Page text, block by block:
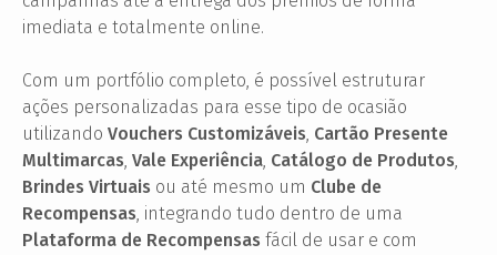
imediata e totalmente online.
Com um portfólio completo, é possível estruturar
ações personalizadas para esse tipo de ocasião
utilizando Vouchers Customizáveis, Cartão Presente
Multimarcas, Vale Experiência, Catálogo de Produtos,
Brindes Virtuais ou até mesmo um Clube de
Recompensas, integrando tudo dentro de uma
Plataforma de Recompensas fácil de usar e com